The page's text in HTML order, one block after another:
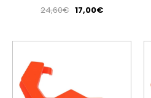
24,60€ 17,00€